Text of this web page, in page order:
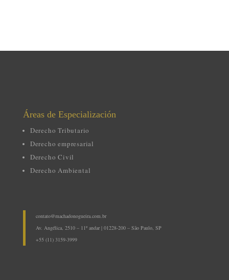
Áreas de Especialización
Derecho Tributario
Derecho empresarial
Derecho Civil
Derecho Ambiental
contato@machadonogueira.com.br
Av. Angélica, 2510 – 11º andar | 01228-200 – São Paulo, SP
+55 (11) 3159-3999